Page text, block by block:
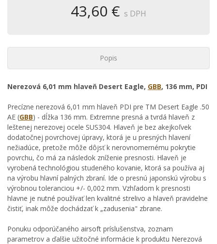
43,60 € s DPH
Popis
Nerezová 6,01 mm hlaveň Desert Eagle, GBB, 136 mm, PDI
Precízne nerezová 6,01 mm hlaveň PDI pre TM Desert Eagle .50
AE (GBB) - dĺžka 136 mm. Extremne presná a tvrdá hlaveň z
leštenej nerezovej ocele SUS304. Hlaveň je bez akejkoľvek
dodatočnej povrchovej úpravy, ktorá je u presných hlavení
nežiadúce, pretože môže dôjsť k nerovnomernému pokrytie
povrchu, čo má za následok zníženie presnosti. Hlaveň je
vyrobená technológiou studeného kovanie, ktorá sa používa aj
na výrobu hlavní palných zbraní. Ide o presnú japonskú výrobu s
výrobnou toleranciou +/- 0,002 mm. Vzhľadom k presnosti
hlavne je nutné používať len kvalitné strelivo a hlaveň pravidelne
čistiť, inak môže dochádzať k „zadusenia" zbrane.
Ponuku odporúčaného airsoft príslušenstva, zoznam
parametrov a ďalšie užitočné informácie k produktu Nerezová